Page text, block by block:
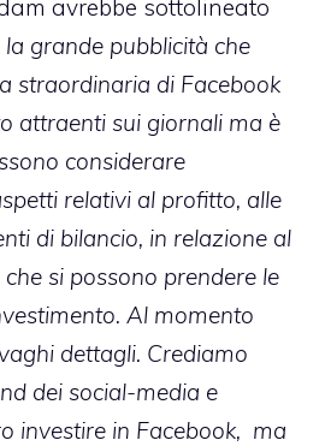
avrebbe sottolineato
grande pubblicità che
straordinaria di Facebook
attraenti sui giornali ma è
considerare
relativi al profitto, alle
di bilancio, in relazione al
si possono prendere le
Al momento
dettagli. Crediamo
dei social-media e
investire in Facebook, ma